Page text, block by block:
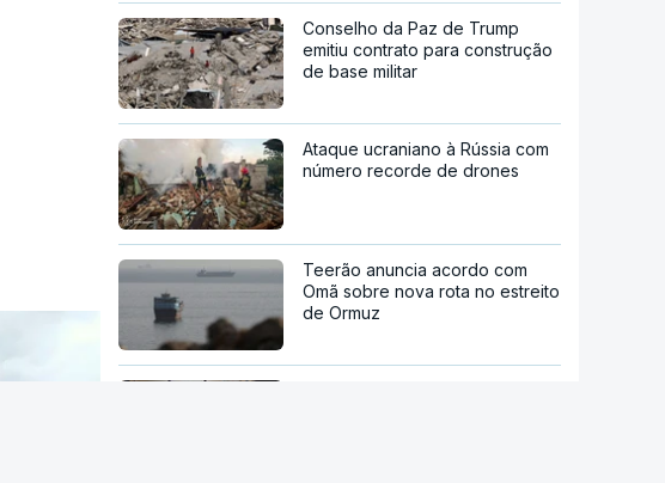
Conselho da Paz de Trump
emitiu contrato para construção
de base militar
Ataque ucraniano à Rússia com
número recorde de drones
Teerão anuncia acordo com
Omã sobre nova rota no estreito
de Ormuz